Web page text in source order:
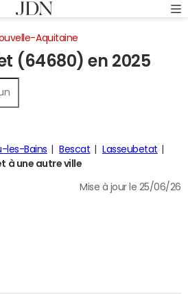
Aquitaine
Impôt sur le revenu
(64680) en 2025
les-Bains Bescat
Lasseubetat
à une autre ville
Mise à jour le 25/06/26